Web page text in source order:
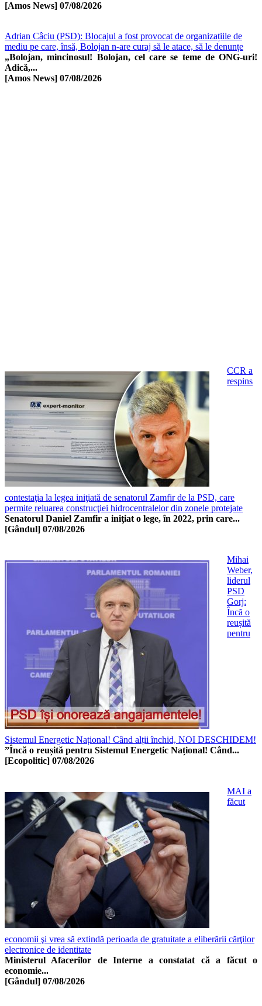
[Amos News] 07/08/2026
Adrian Câciu (PSD): Blocajul a fost provocat de organizațiile de
mediu pe care, însă, Bolojan n-are curaj să le atace, să le denunțe
„Bolojan, mincinosul! Bolojan, cel care se teme de ONG-uri!
Adică,...
[Amos News] 07/08/2026
CCR a
respins
contestaţia la legea iniţiată de senatorul Zamfir de la PSD, care
permite reluarea construcţiei hidrocentralelor din zonele protejate
Senatorul Daniel Zamfir a iniţiat o lege, în 2022, prin care...
[Gândul] 07/08/2026
Mihai
Weber,
liderul
PSD
Gorj:
Încă o
reușită
pentru
Sistemul Energetic Național! Când alții închid, NOI DESCHIDEM!
”Încă o reușită pentru Sistemul Energetic Național! Când...
[Ecopolitic] 07/08/2026
MAI a
făcut
economii şi vrea să extindă perioada de gratuitate a eliberării cărţilor
electronice de identitate
Ministerul Afacerilor de Interne a constatat că a făcut o
economie...
[Gândul] 07/08/2026